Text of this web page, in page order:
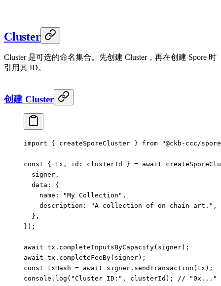
Cluster
Cluster 是可选的命名集合。先创建 Cluster，再在创建 Spore 时
引用其 ID。
创建 Cluster
import { createSporeCluster } from "@ckb-ccc/
const { tx , id : clusterId } = await
  signer,
  data: {
    name:
"My Collection" ,
    description:
"A collection of on-chain art." ,
  },
});
await tx. completeInputsByCapacity(signer);
await tx. completeFeeBy(signer);
const txHash = await signer. sendTransaction (tx);
console. log ( "Cluster ID:" , clusterId); // "0x..." —